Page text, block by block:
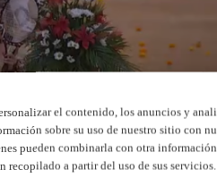
las carrozas realizan una
el contenido, los anuncios y
sobre su uso de nuestro sitio con
pueden combinarla con otra
recopilado a partir del uso de sus servicios.